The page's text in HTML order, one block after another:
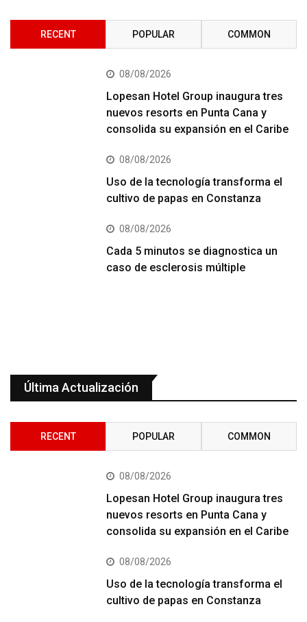
RECENT POPULAR COMMON
08/08/2026
Lopesan Hotel Group inaugura tres
nuevos resorts en Punta Cana y
consolida su expansión en el Caribe
08/08/2026
Uso de la tecnología transforma el
cultivo de papas en Constanza
08/08/2026
Cada 5 minutos se diagnostica un
caso de esclerosis múltiple
Última Actualización
RECENT POPULAR COMMON
08/08/2026
Lopesan Hotel Group inaugura tres
nuevos resorts en Punta Cana y
consolida su expansión en el Caribe
08/08/2026
Uso de la tecnología transforma el
cultivo de papas en Constanza